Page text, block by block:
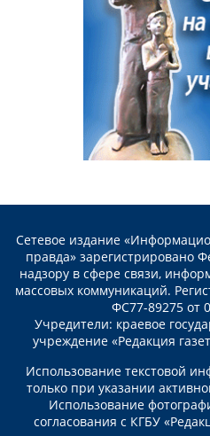
Сетевое издание
правда» зарегистрировано
надзору в сфере связи,
массовых коммуникаций.
ФС77-89275 от
Учредители: краевое
учреждение «Редакция
Использование текстовой
только при указании
Использование
согласования с КГБУ